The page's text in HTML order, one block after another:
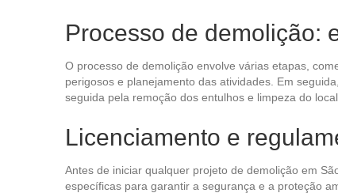
Processo de demolição:
O processo de demolição envolve várias etapas,
perigosos e planejamento das atividades. Em
seguida pela remoção dos entulhos e limpeza do
Licenciamento e
Antes de iniciar qualquer projeto de demolição em
específicas para garantir a segurança e a proteção